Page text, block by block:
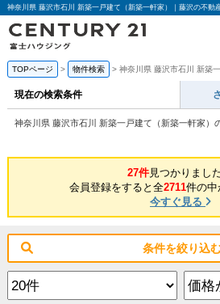
TOPページ 物件検索 神奈川県 藤沢市石川 新築
現在の検索条件
神奈川県 藤沢市石川 新築一戸建て（新築一軒家）
27件見つかりまし
会員登録をすると全2711件の中
今すぐ見る
条件を絞り込